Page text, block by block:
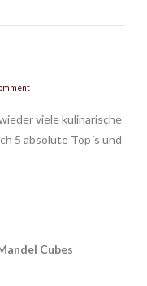
viele kulinarische
5 absolute Top´s und
Cubes